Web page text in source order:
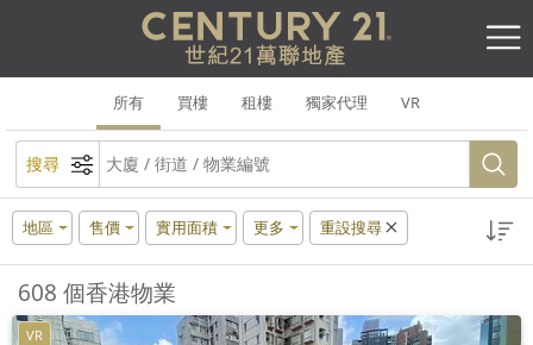
所有 買樓 租樓 獨家代理 VR
搜尋
地區 售價 實用面積 更多 重設搜尋
608 個香港物業
VR